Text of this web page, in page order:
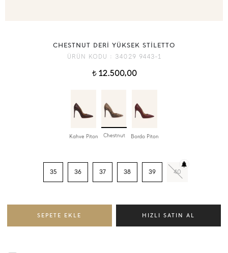
CHESTNUT DERİ YÜKSEK STİLETTO
ÜRÜN KODU : 34029 9443-1
t12.500,00
Kahve Piton Chestnut Bordo Piton
35 36 37 38 39 40